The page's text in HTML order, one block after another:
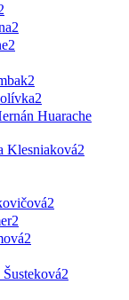
2
2
2
2
Huarache
Klesniaková2
2
2
2
2